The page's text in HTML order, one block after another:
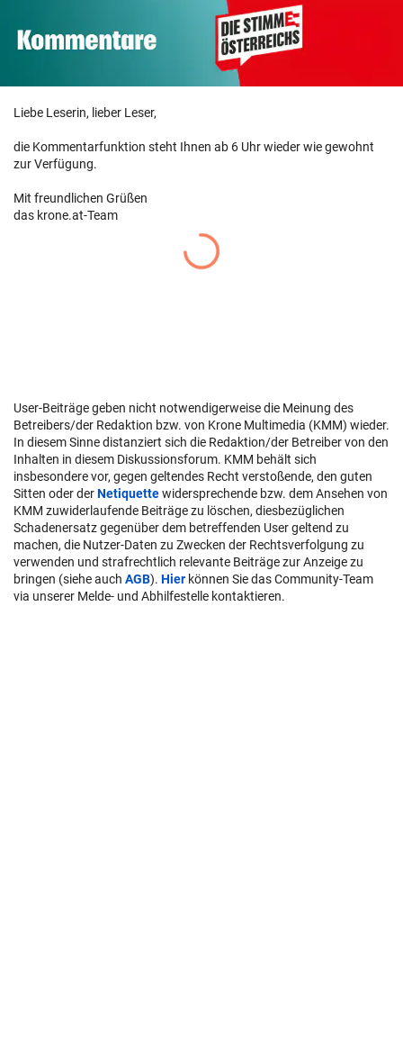
Liebe Leserin, lieber Leser,
die Kommentarfunktion steht Ihnen ab 6 Uhr wieder wie gewohnt
zur Verfügung.
Mit freundlichen Grüßen
das krone.at-Team
User-Beiträge geben nicht notwendigerweise die Meinung des
Betreibers/der Redaktion bzw. von Krone Multimedia (KMM) wieder.
In diesem Sinne distanziert sich die Redaktion/der Betreiber von den
Inhalten in diesem Diskussionsforum. KMM behält sich
insbesondere vor, gegen geltendes Recht verstoßende, den guten
Sitten oder derNetiquettewidersprechende bzw. dem Ansehen von
KMM zuwiderlaufende Beiträge zu löschen, diesbezüglichen
Schadenersatz gegenüber dem betreffenden User geltend zu
machen, die Nutzer-Daten zu Zwecken der Rechtsverfolgung zu
verwenden und strafrechtlich relevante Beiträge zur Anzeige zu
bringen (siehe auch AGB). Hier können Sie das Community-Team
via unserer Melde- und Abhilfestelle kontaktieren.